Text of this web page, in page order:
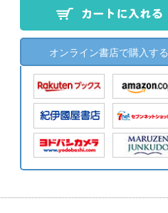
オンライン書店で購入する